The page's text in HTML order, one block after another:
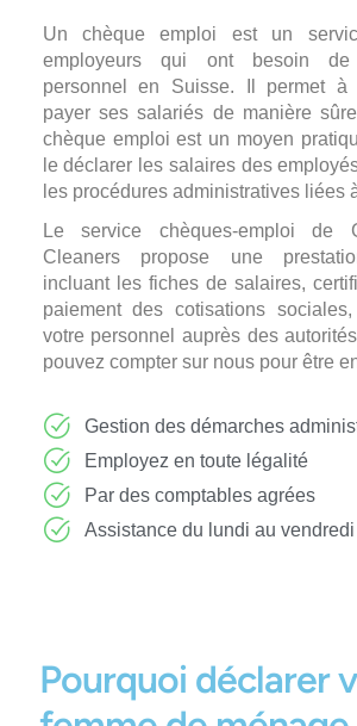
Un chèque emploi est un
employeurs qui ont besoin
personnel en Suisse. Il permet à
payer ses salariés de manière
chèque emploi est un moyen
le déclarer les salaires des
les procédures administratives liées
Le service chèques-emploi de
Cleaners propose une
incluant les fiches de salaires,
paiement des cotisations
votre personnel auprès des
pouvez compter sur nous pour être
Gestion des démarches
Employez en toute légalité
Par des comptables agrées
Assistance du lundi au vendredi
Pourquoi déclarer